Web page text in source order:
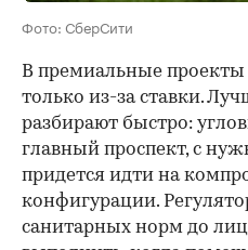
Фото: СберСити
В премиальные проекты
только из-за ставки.
разбирают быстро:
главный проспект, с
придется идти на
конфигурации.
санитарных норм до